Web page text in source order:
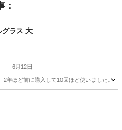
：
グラス 大
6月12日
2年ほど前に購入して10回ほど使いました。